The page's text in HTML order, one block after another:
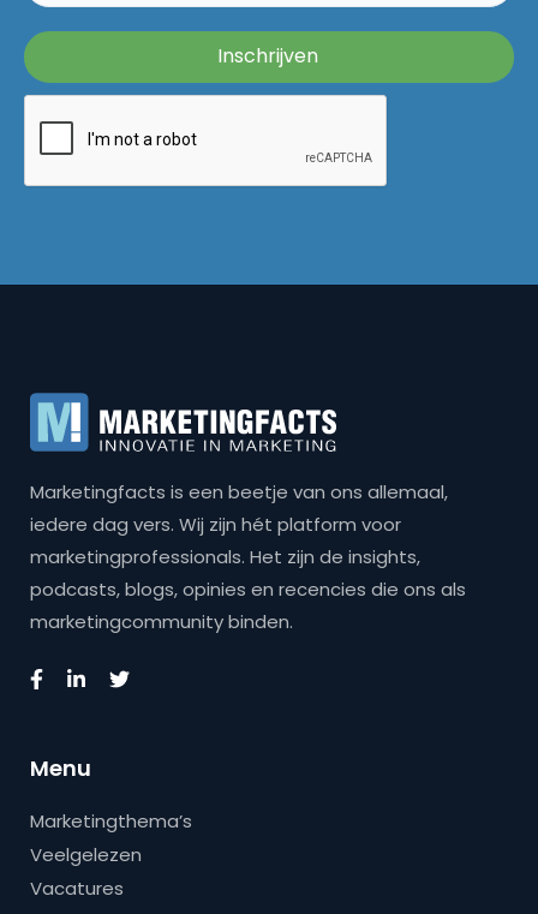
Marketingfacts is een beetje van ons allemaal,
iedere dag vers. Wij zijn hét platform voor
marketingprofessionals. Het zijn de insights,
podcasts, blogs, opinies en recencies die ons als
marketingcommunity binden.
Menu
Marketingthema’s
Veelgelezen
Vacatures